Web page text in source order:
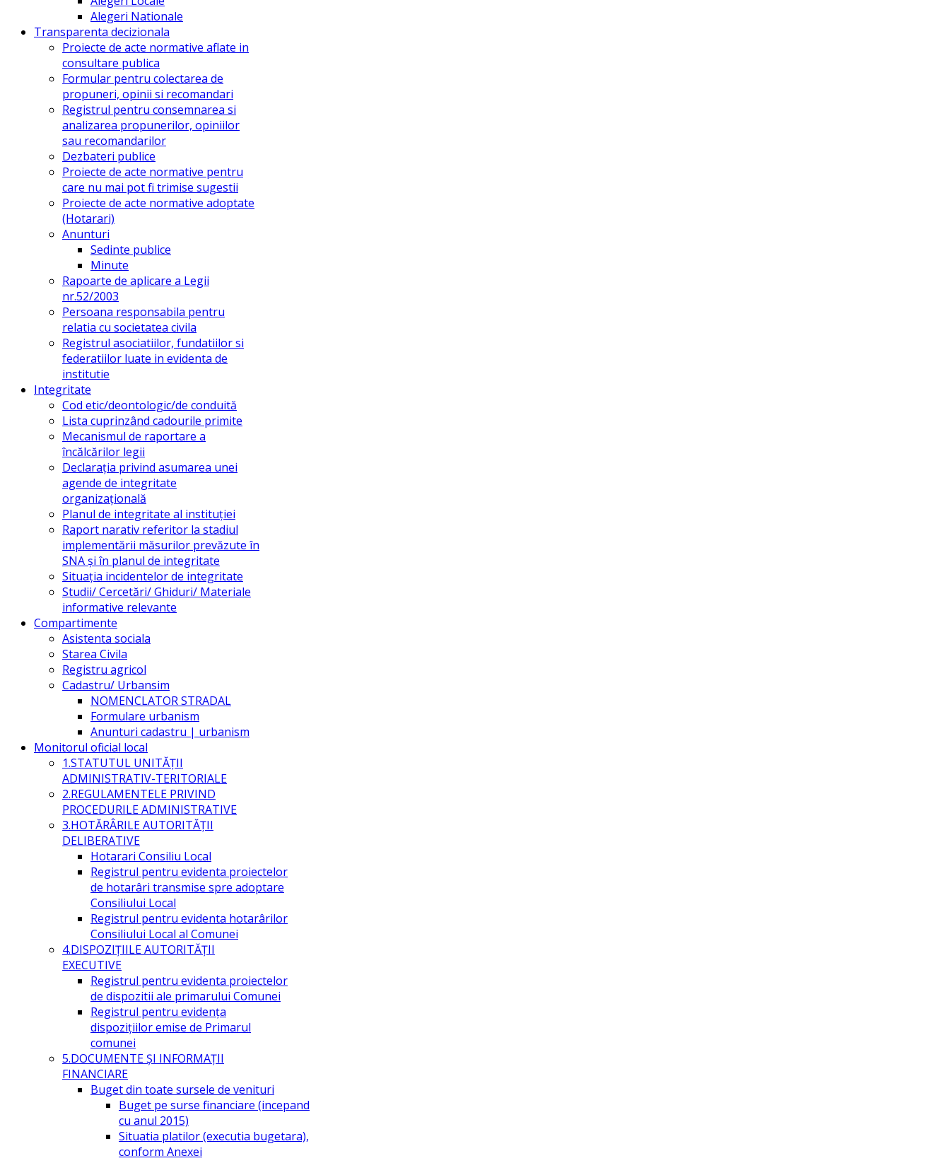
Alegeri Nationale
Transparenta decizionala
Proiecte de acte normative aflate in
consultare publica
Formular pentru colectarea de
propuneri, opinii si recomandari
Registrul pentru consemnarea si
analizarea propunerilor, opiniilor
sau recomandarilor
Dezbateri publice
Proiecte de acte normative pentru
care nu mai pot fi trimise sugestii
Proiecte de acte normative adoptate
(Hotarari)
Anunturi
Sedinte publice
Minute
Rapoarte de aplicare a Legii
nr.52/2003
Persoana responsabila pentru
relatia cu societatea civila
Registrul asociatiilor, fundatiilor si
federatiilor luate in evidenta de
institutie
Integritate
Cod etic/deontologic/de conduită
Lista cuprinzând cadourile primite
Mecanismul de raportare a
încălcărilor legii
Declarația privind asumarea unei
agende de integritate
organizațională
Planul de integritate al instituției
Raport narativ referitor la stadiul
implementării măsurilor prevăzute în
SNA și în planul de integritate
Situația incidentelor de integritate
Studii/ Cercetări/ Ghiduri/ Materiale
informative relevante
Compartimente
Asistenta sociala
Starea Civila
Registru agricol
Cadastru/ Urbansim
NOMENCLATOR STRADAL
Formulare urbanism
Anunturi cadastru | urbanism
Monitorul oficial local
1.STATUTUL UNITĂŢII
ADMINISTRATIV-TERITORIALE
2.REGULAMENTELE PRIVIND
PROCEDURILE ADMINISTRATIVE
3.HOTĂRÂRILE AUTORITĂŢII
DELIBERATIVE
Hotarari Consiliu Local
Registrul pentru evidenta proiectelor
de hotarâri transmise spre adoptare
Consiliului Local
Registrul pentru evidenta hotarârilor
Consiliului Local al Comunei
4.DISPOZIŢIILE AUTORITĂŢII
EXECUTIVE
Registrul pentru evidenta proiectelor
de dispozitii ale primarului Comunei
Registrul pentru evidența
dispozițiilor emise de Primarul
comunei
5.DOCUMENTE ŞI INFORMAŢII
FINANCIARE
Buget din toate sursele de venituri
Buget pe surse financiare (incepand
cu anul 2015)
Situatia platilor (executia bugetara),
conform Anexei